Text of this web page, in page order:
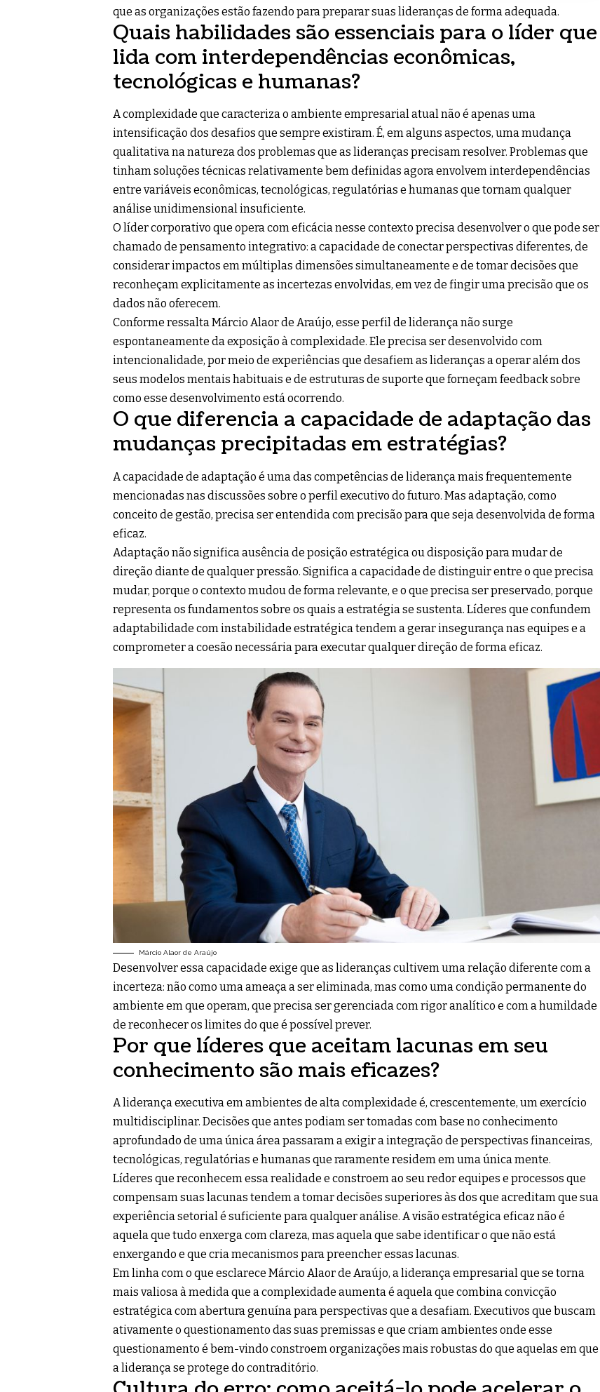
que as organizações estão fazendo para preparar suas lideranças de forma adequada.
Quais habilidades são essenciais para o líder que
lida com interdependências econômicas,
tecnológicas e humanas?
A complexidade que caracteriza o ambiente empresarial atual não é apenas uma
intensificação dos desafios que sempre existiram. É, em alguns aspectos, uma mudança
qualitativa na natureza dos problemas que as lideranças precisam resolver. Problemas que
tinham soluções técnicas relativamente bem definidas agora envolvem interdependências
entre variáveis econômicas, tecnológicas, regulatórias e humanas que tornam qualquer
análise unidimensional insuficiente.
O líder corporativo que opera com eficácia nesse contexto precisa desenvolver o que pode ser
chamado de pensamento integrativo: a capacidade de conectar perspectivas diferentes, de
considerar impactos em múltiplas dimensões simultaneamente e de tomar decisões que
reconheçam explicitamente as incertezas envolvidas, em vez de fingir uma precisão que os
dados não oferecem.
Conforme ressalta Márcio Alaor de Araújo, esse perfil de liderança não surge
espontaneamente da exposição à complexidade. Ele precisa ser desenvolvido com
intencionalidade, por meio de experiências que desafiem as lideranças a operar além dos
seus modelos mentais habituais e de estruturas de suporte que forneçam feedback sobre
como esse desenvolvimento está ocorrendo.
O que diferencia a capacidade de adaptação das
mudanças precipitadas em estratégias?
A capacidade de adaptação é uma das competências de liderança mais frequentemente
mencionadas nas discussões sobre o perfil executivo do futuro. Mas adaptação, como
conceito de gestão, precisa ser entendida com precisão para que seja desenvolvida de forma
eficaz.
Adaptação não significa ausência de posição estratégica ou disposição para mudar de
direção diante de qualquer pressão. Significa a capacidade de distinguir entre o que precisa
mudar, porque o contexto mudou de forma relevante, e o que precisa ser preservado, porque
representa os fundamentos sobre os quais a estratégia se sustenta. Líderes que confundem
adaptabilidade com instabilidade estratégica tendem a gerar insegurança nas equipes e a
comprometer a coesão necessária para executar qualquer direção de forma eficaz.
Márcio Alaor de Araújo
Desenvolver essa capacidade exige que as lideranças cultivem uma relação diferente com a
incerteza: não como uma ameaça a ser eliminada, mas como uma condição permanente do
ambiente em que operam, que precisa ser gerenciada com rigor analítico e com a humildade
de reconhecer os limites do que é possível prever.
Por que líderes que aceitam lacunas em seu
conhecimento são mais eficazes?
A liderança executiva em ambientes de alta complexidade é, crescentemente, um exercício
multidisciplinar. Decisões que antes podiam ser tomadas com base no conhecimento
aprofundado de uma única área passaram a exigir a integração de perspectivas financeiras,
tecnológicas, regulatórias e humanas que raramente residem em uma única mente.
Líderes que reconhecem essa realidade e constroem ao seu redor equipes e processos que
compensam suas lacunas tendem a tomar decisões superiores às dos que acreditam que sua
experiência setorial é suficiente para qualquer análise. A visão estratégica eficaz não é
aquela que tudo enxerga com clareza, mas aquela que sabe identificar o que não está
enxergando e que cria mecanismos para preencher essas lacunas.
Em linha com o que esclarece Márcio Alaor de Araújo, a liderança empresarial que se torna
mais valiosa à medida que a complexidade aumenta é aquela que combina convicção
estratégica com abertura genuína para perspectivas que a desafiam. Executivos que buscam
ativamente o questionamento das suas premissas e que criam ambientes onde esse
questionamento é bem-vindo constroem organizações mais robustas do que aquelas em que
a liderança se protege do contraditório.